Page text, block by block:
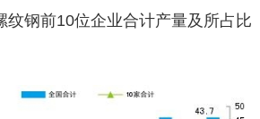
钢前10位企业合计产量及所占比